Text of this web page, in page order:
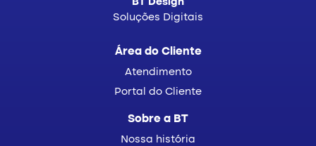
BT Design
Soluções Digitais
Área do Cliente
Atendimento
Portal do Cliente
Sobre a BT
Nossa história